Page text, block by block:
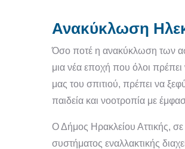
Ανακύκλωση
Όσο ποτέ η ανακύκλωση των
μια νέα εποχή που όλοι πρέπει
μας του σπιτιού, πρέπει να
παιδεία και νοοτροπία με
Ο Δήμος Ηρακλείου Αττικής,
συστήματος εναλλακτικής